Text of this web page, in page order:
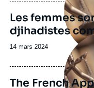
Les femmes
djihadistes
Date
publication
14 mars 2024
Image
principale
The French